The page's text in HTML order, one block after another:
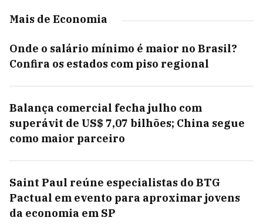
Mais de Economia
Onde o salário mínimo é maior no Brasil?
Confira os estados com piso regional
Balança comercial fecha julho com
superávit de US$ 7,07 bilhões; China segue
como maior parceiro
Saint Paul reúne especialistas do BTG
Pactual em evento para aproximar jovens
da economia em SP